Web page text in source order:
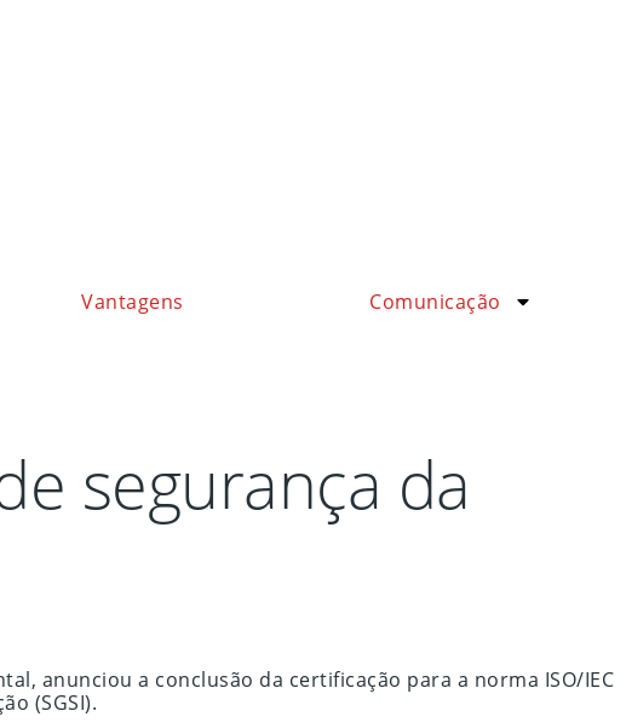
Vantagens Comunicação
segurança da
anunciou a conclusão da certificação para a norma ISO/IEC
(SGSI).